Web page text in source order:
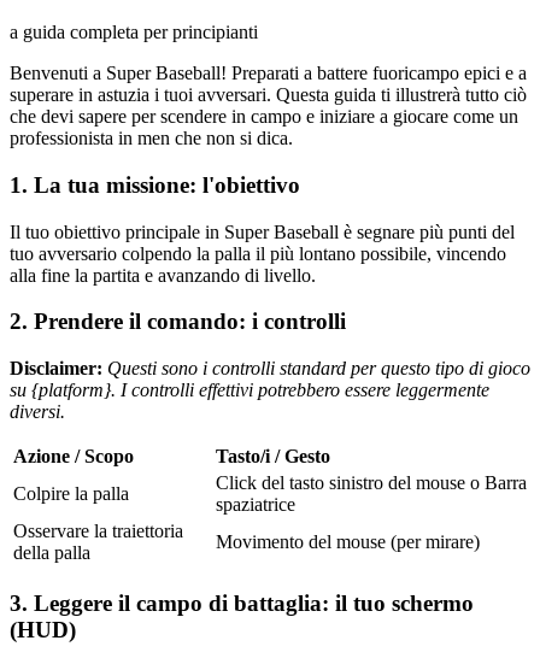
a guida completa per principianti
Benvenuti a Super Baseball! Preparati a battere fuoricampo epici e a
superare in astuzia i tuoi avversari. Questa guida ti illustrerà tutto ciò
che devi sapere per scendere in campo e iniziare a giocare come un
professionista in men che non si dica.
1. La tua missione: l'obiettivo
Il tuo obiettivo principale in Super Baseball è segnare più punti del
tuo avversario colpendo la palla il più lontano possibile, vincendo
alla fine la partita e avanzando di livello.
2. Prendere il comando: i controlli
Disclaimer: Questi sono i controlli standard per questo tipo di gioco
su {platform}. I controlli effettivi potrebbero essere leggermente
diversi.
Azione / Scopo
Tasto/i / Gesto
Colpire la palla
Click del tasto sinistro del mouse o Barra
spaziatrice
Osservare la traiettoria
della palla
Movimento del mouse (per mirare)
3. Leggere il campo di battaglia: il tuo schermo
(HUD)